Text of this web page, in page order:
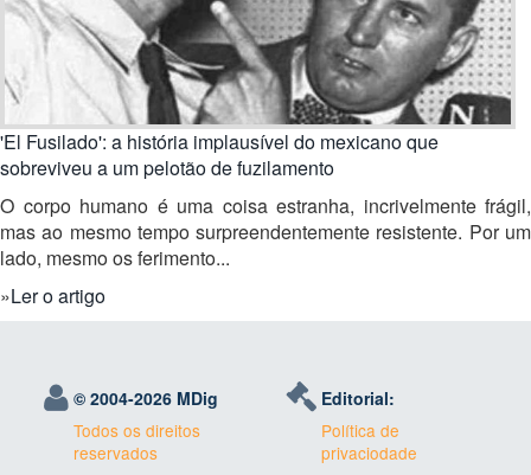
'El Fusilado': a história implausível do mexicano que
sobreviveu a um pelotão de fuzilamento
O corpo humano é uma coisa estranha, incrivelmente frágil,
mas ao mesmo tempo surpreendentemente resistente. Por um
lado, mesmo os ferimento...
»Ler o artigo
© 2004-2026 MDig
Todos os direitos
reservados
Editorial:
Política de
privaciodade